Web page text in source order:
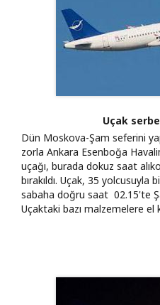
Uçak
Dün Moskova-Şam seferini
zorla Ankara Esenboğa
uçağı, burada dokuz saat
bırakıldı. Uçak, 35
sabaha doğru saat 02.15'te
Uçaktaki bazı malzemelere